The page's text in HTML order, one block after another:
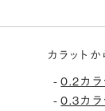
カラット
-0.2カラ
-0.3カラ